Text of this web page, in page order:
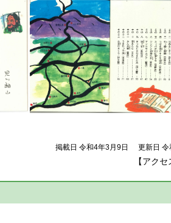
掲載日 令和4年3月9日 更新日 令
【アクセ